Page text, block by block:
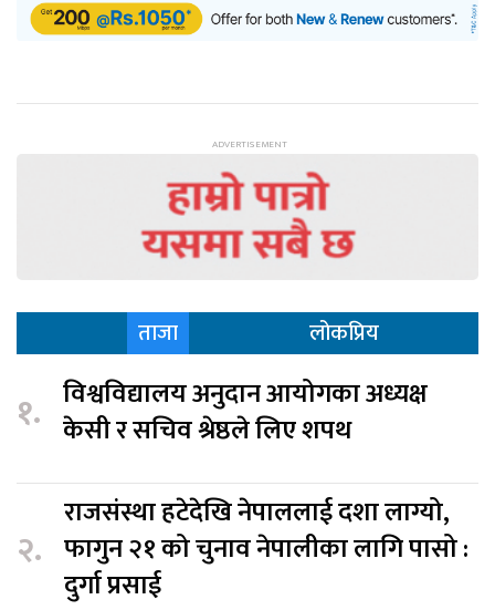
ताजा लोकप्रिय
१. विश्वविद्यालय अनुदान आयोगका अध्यक्ष
केसी र सचिव श्रेष्ठले लिए शपथ
२.
राजसंस्था हटेदेखि नेपाललाई दशा लाग्यो,
फागुन २१ को चुनाव नेपालीका लागि पासो :
दुर्गा प्रसाई